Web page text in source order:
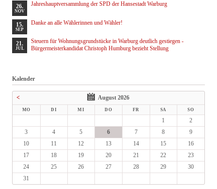
26.
NOV
Jahreshauptversammlung der SPD der Hansestadt Warburg
15.
SEP
Danke an alle Wählerinnen und Wähler!
21.
JUL
Steuern für Wohnungsgrundstücke in Warburg deutlich gestiegen -
Bürgermeisterkandidat Christoph Humburg bezieht Stellung
Kalender
< August 2026
MO DI MI DO FR SA SO
1
2
3
4 5 6 7 8
9
10
11 12 13 14 15
16
17
18 19 20 21 22
23
24
25 26 27 28 29
30
31